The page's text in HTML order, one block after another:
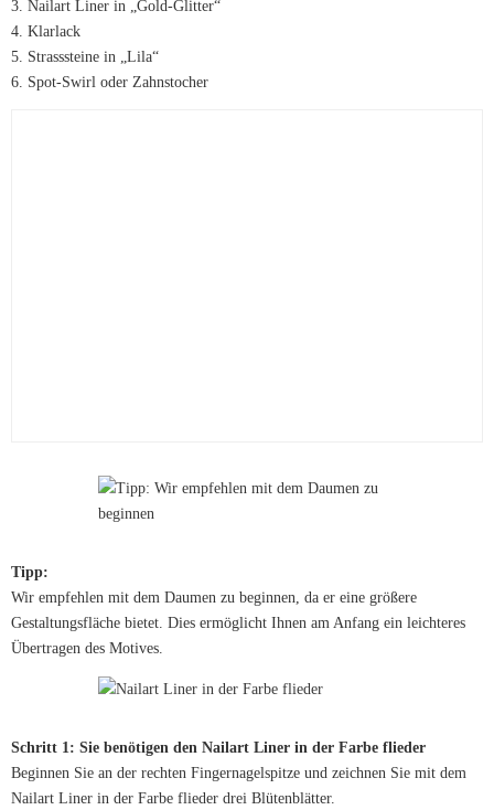
3. Nailart Liner in „Gold-Glitter“
4. Klarlack
5. Strasssteine in „Lila“
6. Spot-Swirl oder Zahnstocher
Tipp:
Wir empfehlen mit dem Daumen zu beginnen, da er eine größere
Gestaltungsfläche bietet. Dies ermöglicht Ihnen am Anfang ein leichteres
Übertragen des Motives.
Schritt 1: Sie benötigen den Nailart Liner in der Farbe flieder
Beginnen Sie an der rechten Fingernagelspitze und zeichnen Sie mit dem
Nailart Liner in der Farbe flieder drei Blütenblätter.